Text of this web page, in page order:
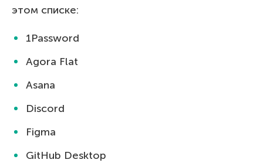
этом списке:
1Password
Agora Flat
Asana
Discord
Figma
GitHub Desktop